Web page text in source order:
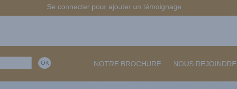
Se connecter pour ajouter un témoignage
NOTRE BROCHURE NOUS REJOINDRE